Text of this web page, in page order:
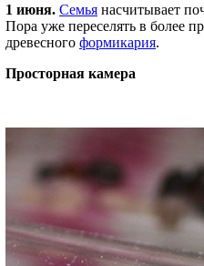
1 июня. Семья насчитывает
Пора уже переселять в более
древесного формикария.
Просторная камера